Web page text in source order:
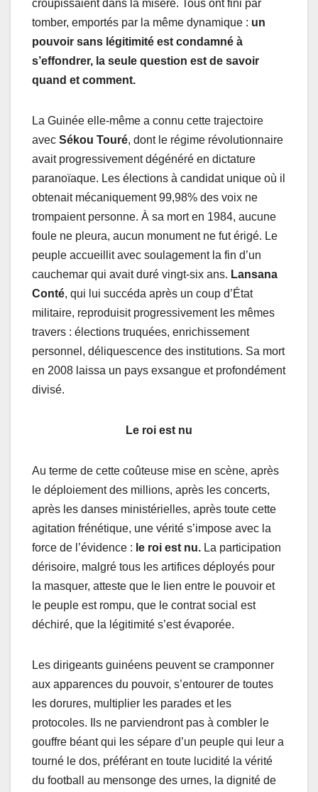
croupissaient dans la misère. Tous ont fini par
tomber, emportés par la même dynamique : un
pouvoir sans légitimité est condamné à
s’effondrer, la seule question est de savoir
quand et comment.
La Guinée elle-même a connu cette trajectoire
avec Sékou Touré, dont le régime révolutionnaire
avait progressivement dégénéré en dictature
paranoïaque. Les élections à candidat unique où il
obtenait mécaniquement 99,98% des voix ne
trompaient personne. À sa mort en 1984, aucune
foule ne pleura, aucun monument ne fut érigé. Le
peuple accueillit avec soulagement la fin d’un
cauchemar qui avait duré vingt-six ans. Lansana
Conté, qui lui succéda après un coup d’État
militaire, reproduisit progressivement les mêmes
travers : élections truquées, enrichissement
personnel, déliquescence des institutions. Sa mort
en 2008 laissa un pays exsangue et profondément
divisé.
Le roi est nu
Au terme de cette coûteuse mise en scène, après
le déploiement des millions, après les concerts,
après les danses ministérielles, après toute cette
agitation frénétique, une vérité s’impose avec la
force de l’évidence : le roi est nu. La participation
dérisoire, malgré tous les artifices déployés pour
la masquer, atteste que le lien entre le pouvoir et
le peuple est rompu, que le contrat social est
déchiré, que la légitimité s’est évaporée.
Les dirigeants guinéens peuvent se cramponner
aux apparences du pouvoir, s’entourer de toutes
les dorures, multiplier les parades et les
protocoles. Ils ne parviendront pas à combler le
gouffre béant qui les sépare d’un peuple qui leur a
tourné le dos, préférant en toute lucidité la vérité
du football au mensonge des urnes, la dignité de